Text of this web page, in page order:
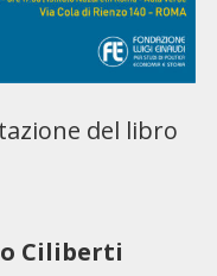
del libro
Ciliberti